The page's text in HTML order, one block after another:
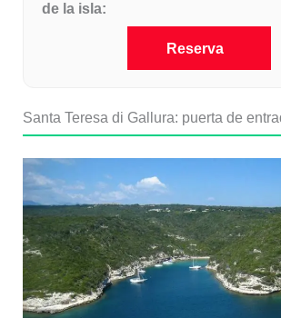
de la isla:
Reserva
Santa Teresa di Gallura: puerta de